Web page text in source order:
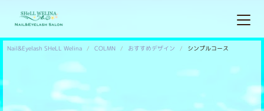
Nail&Eyelash SHeLL Welina COLMN おすすめデザイン シンプルコース